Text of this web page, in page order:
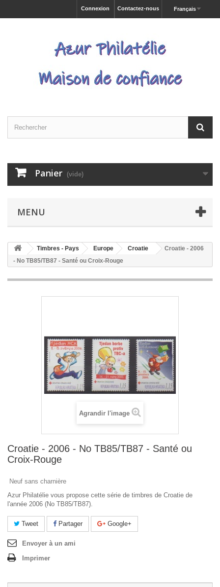
Français
Contactez-nous
Connexion
Panier (vide)
MENU
Timbres - Pays Europe Croatie
Croatie - 2006
- No TB85/TB87 - Santé ou Croix-Rouge
Agrandir l'image
Croatie - 2006 - No TB85/TB87 - Santé ou
Croix-Rouge
Neuf sans charnière
Azur Philatélie vous propose cette série de timbres de Croatie de
l'année 2006 (No TB85/TB87).
Tweet Partager Google+
Envoyer à un ami
Imprimer